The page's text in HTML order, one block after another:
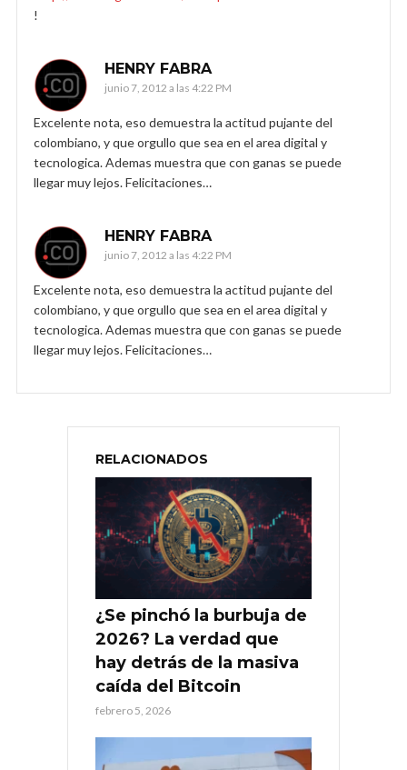
!
HENRY FABRA
junio 7, 2012 a las 4:22 PM
Excelente nota, eso demuestra la actitud pujante del
colombiano, y que orgullo que sea en el area digital y
tecnologica. Ademas muestra que con ganas se puede
llegar muy lejos. Felicitaciones…
HENRY FABRA
junio 7, 2012 a las 4:22 PM
Excelente nota, eso demuestra la actitud pujante del
colombiano, y que orgullo que sea en el area digital y
tecnologica. Ademas muestra que con ganas se puede
llegar muy lejos. Felicitaciones…
RELACIONADOS
¿Se pinchó la burbuja de
2026? La verdad que
hay detrás de la masiva
caída del Bitcoin
febrero 5, 2026